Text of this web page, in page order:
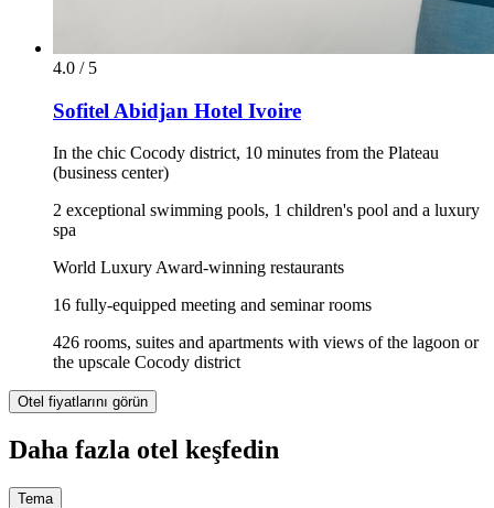
4.0 / 5
Sofitel Abidjan Hotel Ivoire
In the chic Cocody district, 10 minutes from the Plateau
(business center)
2 exceptional swimming pools, 1 children's pool and a luxury
spa
World Luxury Award-winning restaurants
16 fully-equipped meeting and seminar rooms
426 rooms, suites and apartments with views of the lagoon or
the upscale Cocody district
Otel fiyatlarını görün
Daha fazla otel keşfedin
Tema